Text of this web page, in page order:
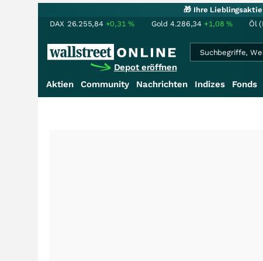
🎁 Ihre
DAX 26.255,84 +0,31% Gold 4.286,34 +1,08% Öl
Depot eröffnen
Aktien Community Nachrichten Indizes Fonds